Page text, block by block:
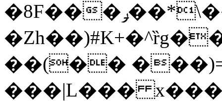
�8F���ݛ��*\��U��S
��(��
���|L���